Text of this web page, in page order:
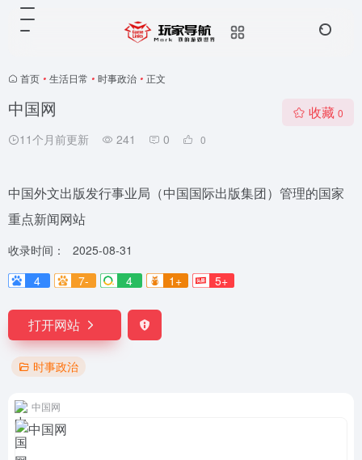
首页 • 生活日常 • 时事政治 • 正文
中国网
11个月前更新 241 0 0
收藏 0
中国外文出版发行事业局（中国国际出版集团）管理的国家
重点新闻网站
收录时间：
2025-08-31
4
7- 4 1+ 5+
打开网站
时事政治
中国网